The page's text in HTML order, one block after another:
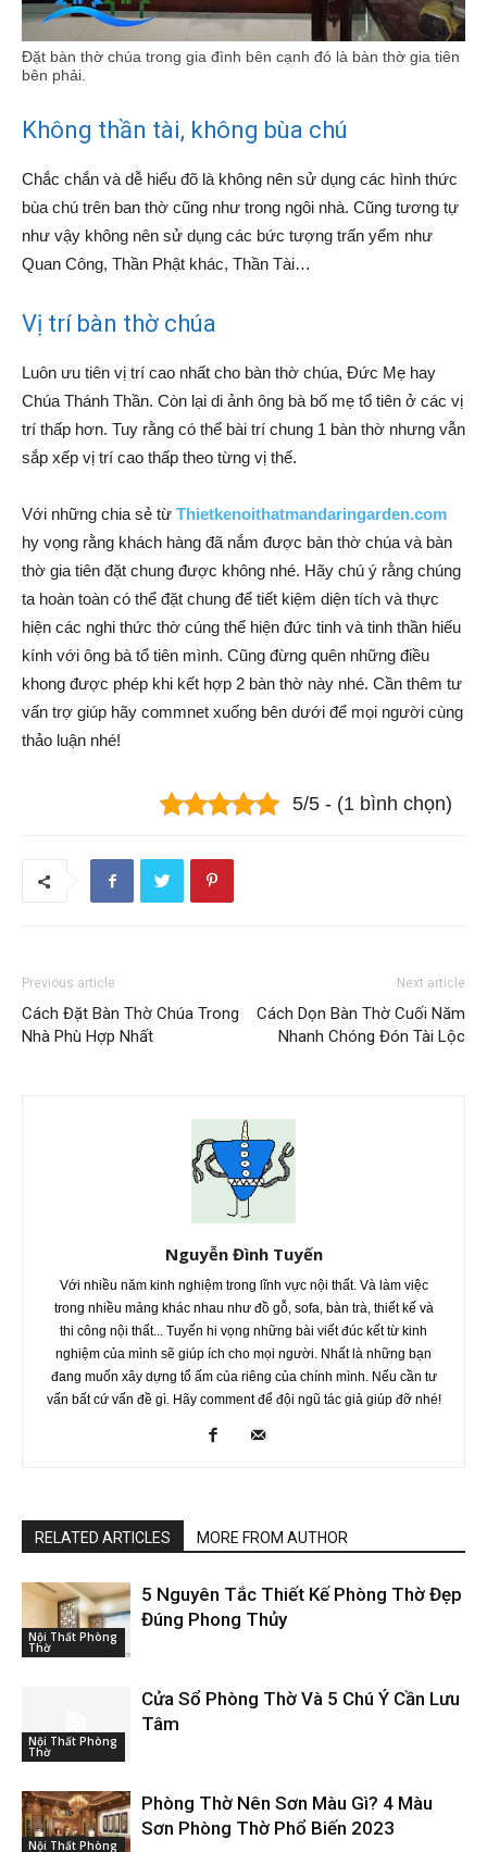
Đặt bàn thờ chúa trong gia đình bên cạnh đó là bàn thờ gia tiên
bên phải.
Không thần tài, không bùa chú
Chắc chắn và dễ hiểu đõ là không nên sử dụng các hình thức
bùa chú trên ban thờ cũng như trong ngôi nhà. Cũng tương tự
như vậy không nên sử dụng các bức tượng trấn yểm như
Quan Công, Thần Phật khác, Thần Tài…
Vị trí bàn thờ chúa
Luôn ưu tiên vị trí cao nhất cho bàn thờ chúa, Đức Mẹ hay
Chúa Thánh Thần. Còn lại di ảnh ông bà bố mẹ tổ tiên ở các vị
trí thấp hơn. Tuy rằng có thể bài trí chung 1 bàn thờ nhưng vẫn
sắp xếp vị trí cao thấp theo từng vị thế.
Với những chia sẻ từ Thietkenoithatmandaringarden.com
hy vọng rằng khách hàng đã nắm được bàn thờ chúa và bàn
thờ gia tiên đặt chung được không nhé. Hãy chú ý rằng chúng
ta hoàn toàn có thể đặt chung để tiết kiệm diện tích và thực
hiện các nghi thức thờ cúng thể hiện đức tinh và tinh thần hiếu
kính với ông bà tổ tiên mình. Cũng đừng quên những điều
khong được phép khi kết hợp 2 bàn thờ này nhé. Cần thêm tư
vấn trợ giúp hãy commnet xuống bên dưới để mọi người cùng
thảo luận nhé!
5/5 - (1 bình chọn)
Previous article
Cách Đặt Bàn Thờ Chúa Trong
Nhà Phù Hợp Nhất
Next article
Cách Dọn Bàn Thờ Cuối Năm
Nhanh Chóng Đón Tài Lộc
Nguyễn Đình Tuyến
Với nhiều năm kinh nghiệm trong lĩnh vực nội thất. Và làm việc
trong nhiều mảng khác nhau như đồ gỗ, sofa, bàn trà, thiết kế và
thi công nội thất... Tuyến hi vọng những bài viết đúc kết từ kinh
nghiệm của mình sẽ giúp ích cho mọi người. Nhất là những bạn
đang muốn xây dựng tổ ấm của riêng của chính mình. Nếu cần tư
vấn bất cứ vấn đề gì. Hãy comment để đội ngũ tác giả giúp đỡ nhé!
RELATED ARTICLES MORE FROM AUTHOR
Nội Thất Phòng
Thờ
5 Nguyên Tắc Thiết Kế Phòng Thờ Đẹp
Đúng Phong Thủy
Nội Thất Phòng
Thờ
Cửa Sổ Phòng Thờ Và 5 Chú Ý Cần Lưu
Tâm
Nội Thất Phòng
Phòng Thờ Nên Sơn Màu Gì? 4 Màu
Sơn Phòng Thờ Phổ Biến 2023